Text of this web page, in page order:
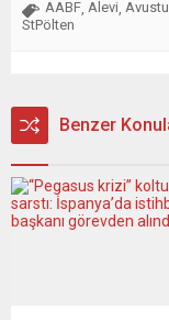
AABF Alevi
StPölten
Benzer